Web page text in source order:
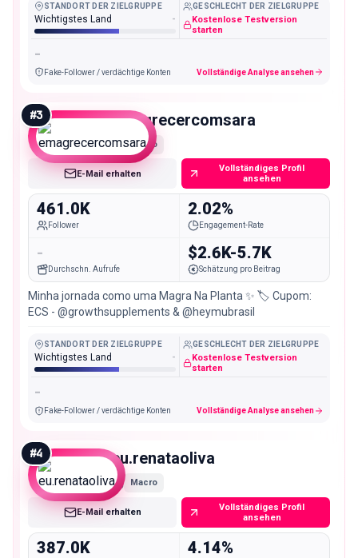
STANDORT DER ZIELGRUPPE
Wichtigstes Land -
GESCHLECHT DER ZIELGRUPPE
Kostenlose Testversion
starten
-
Fake-Follower / verdächtige Konten Vollständige Analyse ansehen
#3 emagrecercomsara
Macro
E-Mail erhalten
Vollständiges Profil
ansehen
461.0K
Follower
2.02%
Engagement-Rate
-
Durchschn. Aufrufe
$2.6K-5.7K
Schätzung pro Beitrag
Minha jornada como uma Magra Na Planta ✨ 🏷️ Cupom:
ECS - @growthsupplements & @heymubrasil
STANDORT DER ZIELGRUPPE
Wichtigstes Land -
GESCHLECHT DER ZIELGRUPPE
Kostenlose Testversion
starten
-
Fake-Follower / verdächtige Konten Vollständige Analyse ansehen
#4 eu.renataoliva
Macro
E-Mail erhalten
Vollständiges Profil
ansehen
387.0K 4.14%